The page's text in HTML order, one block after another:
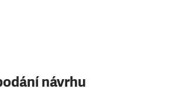
návrhu